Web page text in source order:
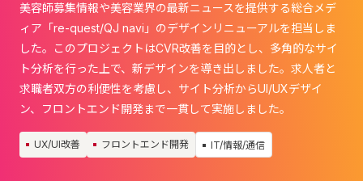
美容師募集情報や美容業界の最新ニュースを提供する総合メデ
ィア「re-quest/QJ navi」のデザインリニューアルを担当しま
した。このプロジェクトはCVR改善を目的とし、多角的なサイ
ト分析を行った上で、新デザインを導き出しました。求人者と
求職者双方の利便性を考慮し、サイト分析からUI/UXデザイ
ン、フロントエンド開発まで一貫して実施しました。
UX/UI改善 フロントエンド開発 IT/情報/通信